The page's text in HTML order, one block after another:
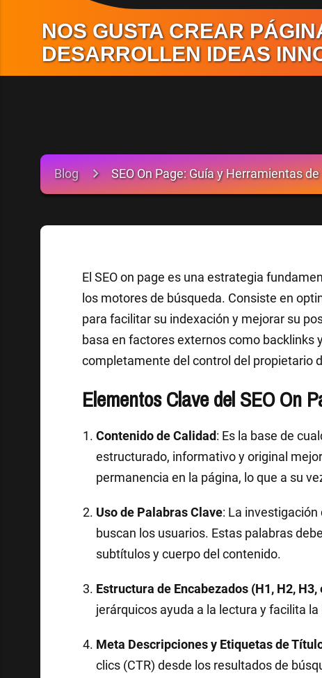
NOS GUSTA CREAR
DESARROLLEN IDEAS
Blog SEO On Page: Guía y Herramientas
El SEO on page es una estrategia
los motores de búsqueda. Consiste en
para facilitar su indexación y mejorar su
basa en factores externos como backlinks
completamente del control del propietario
Elementos Clave del SEO On
Contenido de Calidad: Es la base de
estructurado, informativo y original
permanencia en la página, lo que a su
Uso de Palabras Clave: La
buscan los usuarios. Estas palabras
subtítulos y cuerpo del contenido.
Estructura de Encabezados (H1, H2, H3,
jerárquicos ayuda a la lectura y facilita
Meta Descripciones y Etiquetas de
clics (CTR) desde los resultados de